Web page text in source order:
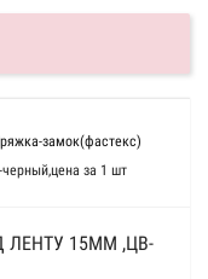
замок(фастекс)
за 1 шт
15ММ ,ЦВ-